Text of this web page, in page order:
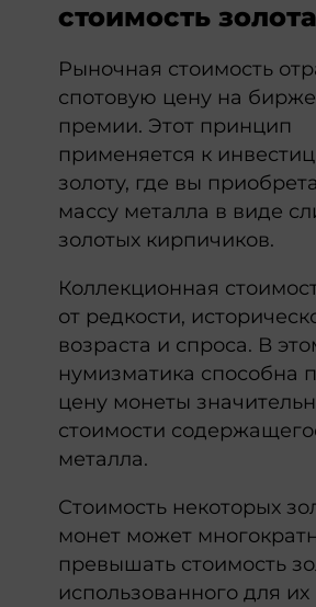
стоимость золота
Рыночная стоимость
спотовую цену на
премии. Этот принцип
применяется к
золоту, где вы
массу металла в виде
золотых кирпичиков.
Коллекционная
от редкости,
возраста и спроса. В
нумизматика способна
цену монеты
стоимости
металла.
Стоимость некоторых
монет может
превышать стоимость
использованного для их